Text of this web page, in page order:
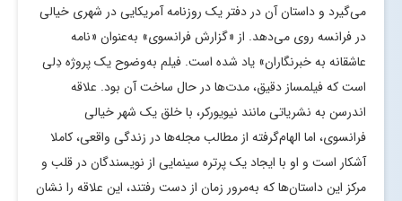
می‌گیرد و داستان آن در دفتر یک روزنامه آمریکایی در شهری خیالی
در فرانسه روی می‌دهد. از «گزارش فرانسوی» به‌عنوان «نامه
عاشقانه به خبرنگاران» یاد شده است. فیلم به‌وضوح یک پروژه دِلی
است که فیلمساز دقیق، مدت‌ها در حال ساخت آن بود. علاقه
اندرسن به نشریاتی مانند نیویورکر، با خلق یک شهر خیالی
فرانسوی، اما الهام‌گرفته از مطالب مجله‌ها در زندگی واقعی، کاملا
آشکار است و او با ایجاد یک پرتره سینمایی از نویسندگان در قلب و
مرکز این داستان‌ها که به‌مرور زمان از دست رفتند، این علاقه را نشان